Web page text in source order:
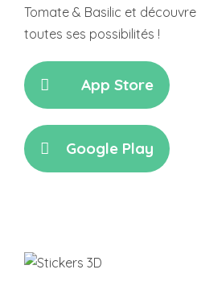
Tomate & Basilic et découvre
toutes ses possibilités !
App Store
Google Play